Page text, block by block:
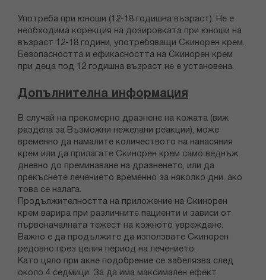
Употреба при юноши (12-18 годишна възраст). Не е
необходима корекция на дозировката при юноши на
възраст 12-18 години, употребяващи Скинорен крем.
Безопасността и ефикасността на Скинорен крем
при деца под 12 годишна възраст не е установена.
Допълнителна информация
В случай на прекомерно дразнене на кожата (виж
раздела за Възможни нежелани реакции), може
временно да намалите количеството на нанасяния
крем или да прилагате Скинорен крем само веднъж
дневно до преминаване на дразненето, или да
прекъснете лечението временно за няколко дни, ако
това се налага.
Продължителността на приложение на Скинорен
крем варира при различните пациенти и зависи от
първоначалната тежест на кожното увреждане.
Важно е да продължите да използвате Скинорен
редовно през целия период на лечението.
Като цяло при акне подобрение се забелязва след
около 4 седмици. За да има максимален ефект,